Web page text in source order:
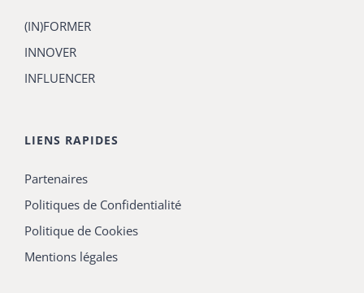
(IN)FORMER
INNOVER
INFLUENCER
LIENS RAPIDES
Partenaires
Politiques de Confidentialité
Politique de Cookies
Mentions légales